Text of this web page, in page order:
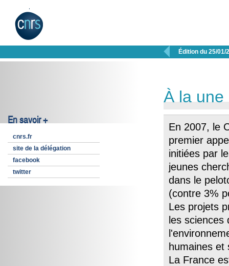
 Édition du 25/01/
En savoir +
cnrs.fr
site de la délégation
facebook
twitter
À la une
En 2007, le
premier
initiées par
jeunes
dans le
(contre 3%
Les projets
les
humaines et
La France